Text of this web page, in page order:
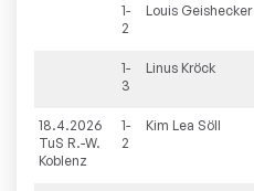
1-
2
Louis Geishecker
1-
3
Linus Kröck
18.4.2026
TuS R.-W.
Koblenz
1-
2
Kim Lea Söll